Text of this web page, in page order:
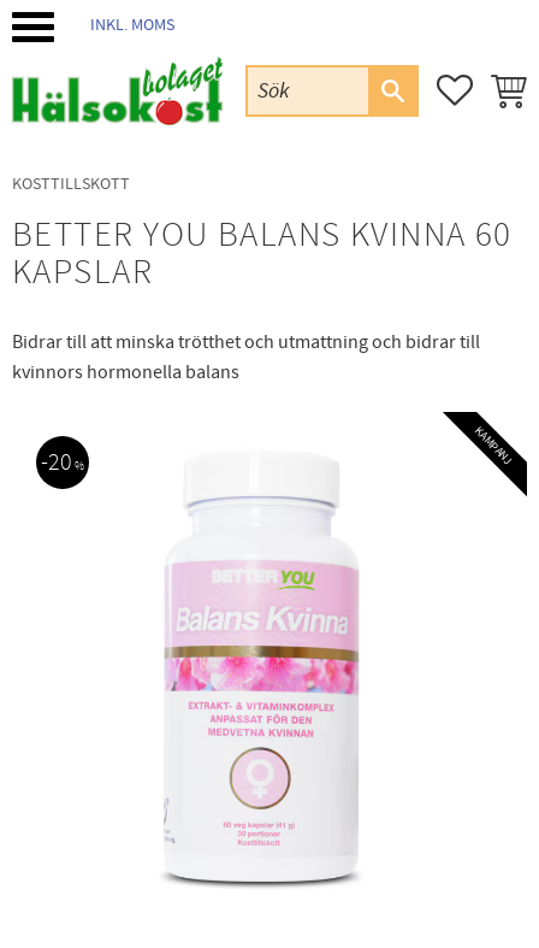
INKL. MOMS
KOSTTILLSKOTT
BETTER YOU BALANS KVINNA 60
KAPSLAR
Bidrar till att minska trötthet och utmattning och bidrar till
kvinnors hormonella balans
20 % KAMPANJ